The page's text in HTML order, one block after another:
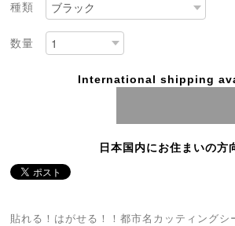
種類
数量
International shipping
日本国内にお住まいの方
貼れる！はがせる！！都市名カッティングシ